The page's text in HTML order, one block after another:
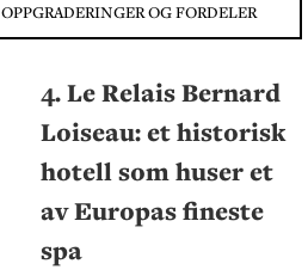
OPPGRADERINGER OG FORDELER
4.Le Relais Bernard
Loiseau:et historisk
hotell som huser et
av Europas fineste
spa